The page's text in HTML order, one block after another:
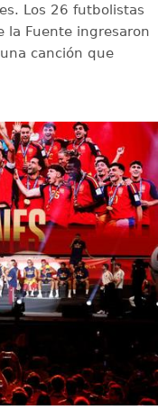
Los 26 futbolistas
la Fuente ingresaron
canción que